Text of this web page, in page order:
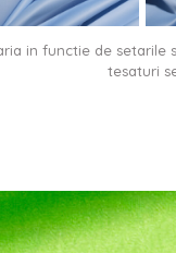
in functie de
tesaturi